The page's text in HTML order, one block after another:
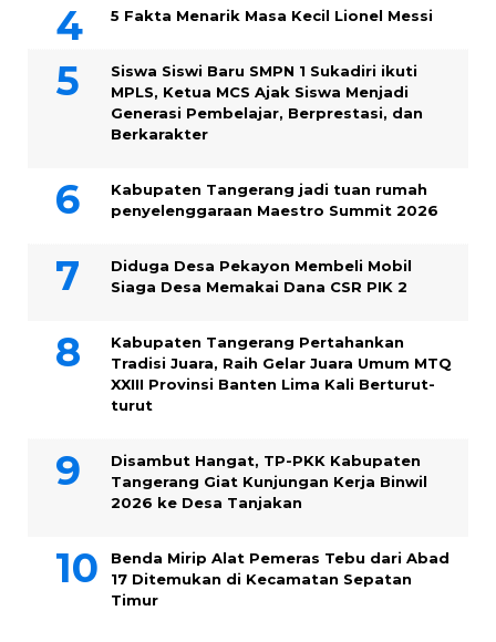
5 Fakta Menarik Masa Kecil Lionel Messi
Siswa Siswi Baru SMPN 1 Sukadiri ikuti
MPLS, Ketua MCS Ajak Siswa Menjadi
Generasi Pembelajar, Berprestasi, dan
Berkarakter
Kabupaten Tangerang jadi tuan rumah
penyelenggaraan Maestro Summit 2026
Diduga Desa Pekayon Membeli Mobil
Siaga Desa Memakai Dana CSR PIK 2
Kabupaten Tangerang Pertahankan
Tradisi Juara, Raih Gelar Juara Umum MTQ
XXIII Provinsi Banten Lima Kali Berturut-
turut
Disambut Hangat, TP-PKK Kabupaten
Tangerang Giat Kunjungan Kerja Binwil
2026 ke Desa Tanjakan
Benda Mirip Alat Pemeras Tebu dari Abad
17 Ditemukan di Kecamatan Sepatan
Timur